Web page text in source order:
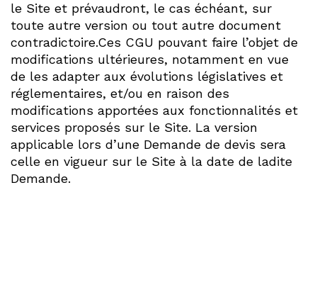
le Site et prévaudront, le cas échéant, sur
toute autre version ou tout autre document
contradictoire.Ces CGU pouvant faire l’objet de
modifications ultérieures, notamment en vue
de les adapter aux évolutions législatives et
réglementaires, et/ou en raison des
modifications apportées aux fonctionnalités et
services proposés sur le Site. La version
applicable lors d’une Demande de devis sera
celle en vigueur sur le Site à la date de ladite
Demande.